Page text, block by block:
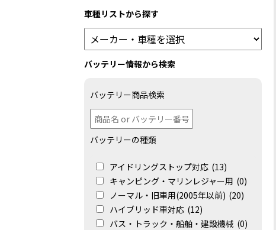
車種リストから探す
バッテリー情報から検索
バッテリー商品検索
バッテリーの種類
アイドリングストップ対応 (13)
キャンピング・マリンレジャー用 (0)
ノーマル・旧車用(2005年以前) (20)
ハイブリッド車対応 (12)
バス・トラック・船舶・建設機械 (0)